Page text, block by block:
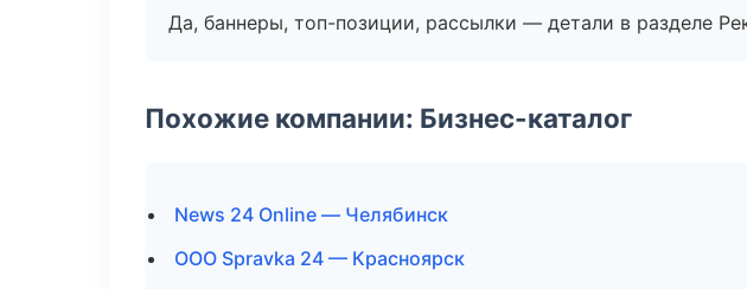
Да, баннеры, топ-позиции, рассылки — детали в разделе
Похожие компании: Бизнес-каталог
News 24 Online — Челябинск
ООО Spravka 24 — Красноярск